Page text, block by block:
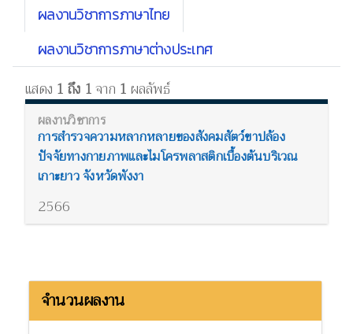
ผลงานวิชาการภาษาไทย
ผลงานวิชาการภาษาต่างประเทศ
แสดง 1 ถึง 1จาก 1 ผลลัพธ์
การสำรวจความหลากหลายของสังคมสัตว์ขาปล้อง
ปัจจัยทางกายภาพและไมโครพลาสติกเบื้องต้นบริเวณ
เกาะยาว จังหวัดพังงา
2566
จำนวนผลงาน